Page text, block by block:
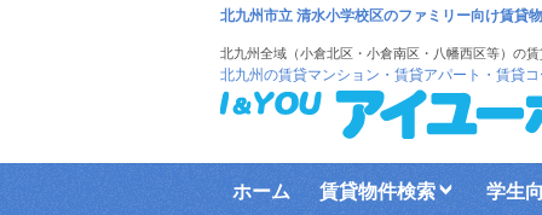
北九州市立 清水小学校区のファミリー向け賃貸
北九州全域（小倉北区・小倉南区・八幡西区等）の
北九州の賃貸マンション・賃貸アパート・賃貸
ホーム 賃貸物件検索 学生